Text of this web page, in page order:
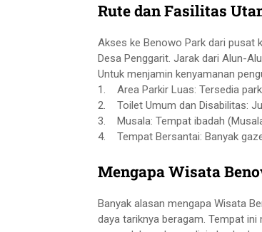
Rute dan Fasilitas
Akses ke Benowo Park dari pusat
Desa Penggarit. Jarak dari Alun-
Untuk menjamin kenyamanan
1. Area Parkir Luas: Tersedia
2. Toilet Umum dan Disabilitas:
3. Musala: Tempat ibadah
4. Tempat Bersantai: Banyak
Mengapa Wisata
Banyak alasan mengapa Wisata
daya tariknya beragam. Tempat